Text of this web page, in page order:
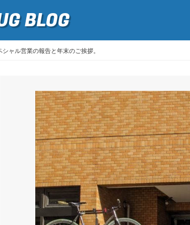
BLOG
シャル営業の報告と年末のご挨拶。